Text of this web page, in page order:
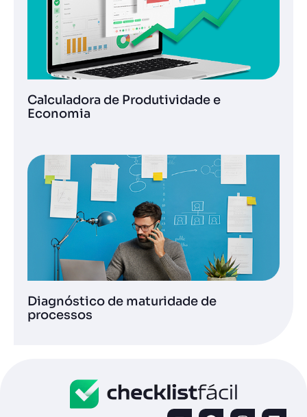
Calculadora de Produtividade e
Economia
Diagnóstico de maturidade de
processos